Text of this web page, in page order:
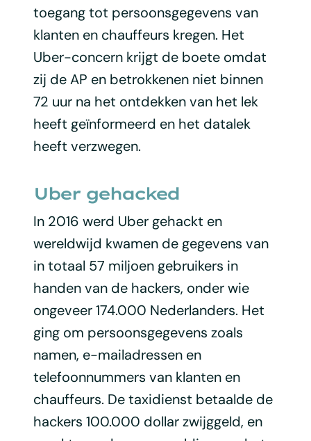
toegang tot persoonsgegevens van
klanten en chauffeurs kregen. Het
Uber-concern krijgt de boete omdat
zij de AP en betrokkenen niet binnen
72 uur na het ontdekken van het lek
heeft geïnformeerd en het datalek
heeft verzwegen.
Uber gehacked
In 2016 werd Uber gehackt en
wereldwijd kwamen de gegevens van
in totaal 57 miljoen gebruikers in
handen van de hackers, onder wie
ongeveer 174.000 Nederlanders. Het
ging om persoonsgegevens zoals
namen, e-mailadressen en
telefoonnummers van klanten en
chauffeurs. De taxidienst betaalde de
hackers 100.000 dollar zwijggeld, en